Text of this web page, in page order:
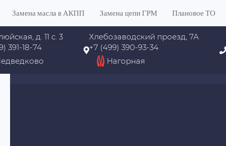
Замена масла в АКПП Замена цепи ГРМ Плановое ТО
д. 11 с. 3
391-18-74
Хлебозаводский проезд, 7А
+7 (499) 390-93-34
Нагорная